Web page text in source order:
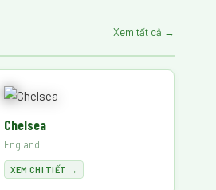
Xem tất cả →
Chelsea
England
XEM CHI TIẾT →